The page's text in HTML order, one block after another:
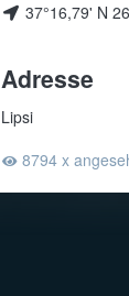
37°16,79' N
Adresse
Lipsi
8794 x